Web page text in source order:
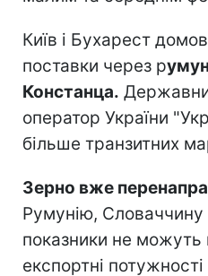
Київ і Бухарест
поставки через р
Констанца.
оператор України
більше транзитних
Зерно вже
Румунію, Словаччину
показники не можуть
експортні